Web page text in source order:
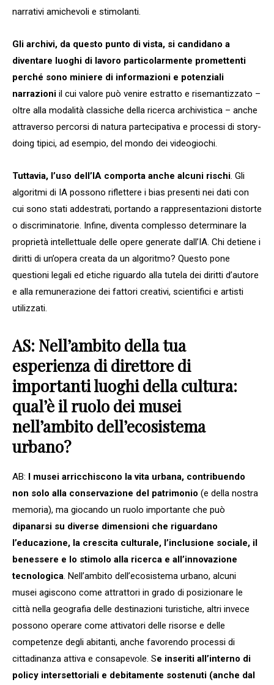
narrativi amichevoli e stimolanti.
Gli archivi, da questo punto di vista, si candidano a
diventare luoghi di lavoro particolarmente promettenti
perché sono miniere di informazioni e potenziali
narrazioni il cui valore può venire estratto e risemantizzato –
oltre alla modalità classiche della ricerca archivistica – anche
attraverso percorsi di natura partecipativa e processi di story-
doing tipici, ad esempio, del mondo dei videogiochi.
Tuttavia, l’uso dell’IA comporta anche alcuni rischi. Gli
algoritmi di IA possono riflettere i bias presenti nei dati con
cui sono stati addestrati, portando a rappresentazioni distorte
o discriminatorie. Infine, diventa complesso determinare la
proprietà intellettuale delle opere generate dall’IA. Chi detiene i
diritti di un’opera creata da un algoritmo? Questo pone
questioni legali ed etiche riguardo alla tutela dei diritti d’autore
e alla remunerazione dei fattori creativi, scientifici e artisti
utilizzati.
AS: Nell’ambito della tua
esperienza di direttore di
importanti luoghi della cultura:
qual’è il ruolo dei musei
nell’ambito dell’ecosistema
urbano?
AB: I musei arricchiscono la vita urbana, contribuendo
non solo alla conservazione del patrimonio (e della nostra
memoria), ma giocando un ruolo importante che può
dipanarsi su diverse dimensioni che riguardano
l’educazione, la crescita culturale, l’inclusione sociale, il
benessere e lo stimolo alla ricerca e all’innovazione
tecnologica. Nell’ambito dell’ecosistema urbano, alcuni
musei agiscono come attrattori in grado di posizionare le
città nella geografia delle destinazioni turistiche, altri invece
possono operare come attivatori delle risorse e delle
competenze degli abitanti, anche favorendo processi di
cittadinanza attiva e consapevole. Se inseriti all’interno di
policy intersettoriali e debitamente sostenuti (anche dal